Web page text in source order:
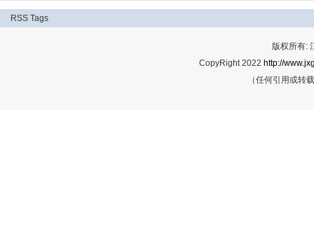
RSS Tags
版权所有:
CopyRight 2022 http://
（任何引用或转